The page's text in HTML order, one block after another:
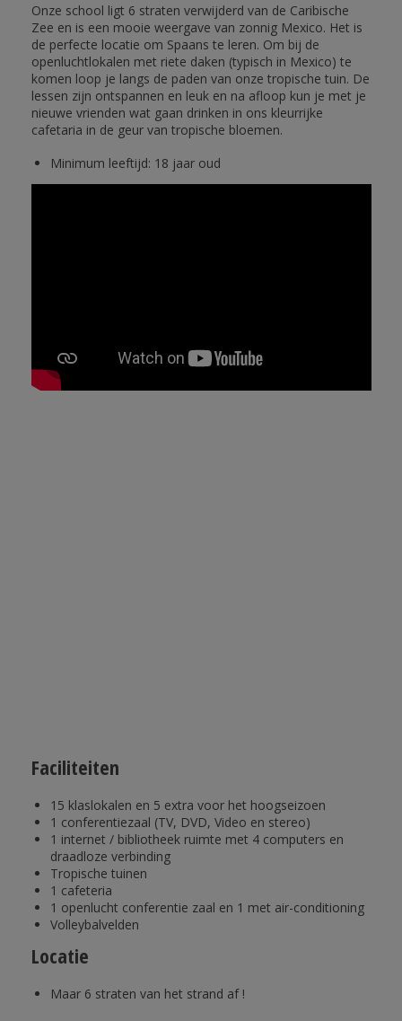
Onze school ligt 6 straten verwijderd van de Caribische
Zee en is een mooie weergave van zonnig Mexico. Het is
de perfecte locatie om Spaans te leren. Om bij de
openluchtlokalen met riete daken (typisch in Mexico) te
komen loop je langs de paden van onze tropische tuin. De
lessen zijn ontspannen en leuk en na afloop kun je met je
nieuwe vrienden wat gaan drinken in ons kleurrijke
cafetaria in de geur van tropische bloemen.
Minimum leeftijd: 18 jaar oud
Faciliteiten
15 klaslokalen en 5 extra voor het hoogseizoen
1 conferentiezaal (TV, DVD, Video en stereo)
1 internet / bibliotheek ruimte met 4 computers en
draadloze verbinding
Tropische tuinen
1 cafeteria
1 openlucht conferentie zaal en 1 met air-conditioning
Volleybalvelden
Locatie
Maar 6 straten van het strand af !